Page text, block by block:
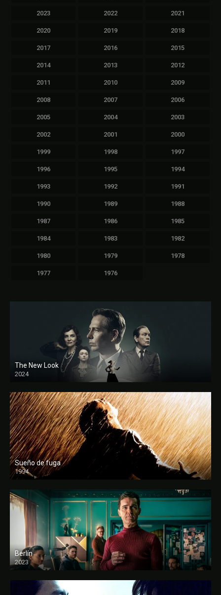
2023 2022 2021
2020 2019 2018
2017 2016 2015
2014 2013 2012
2011 2010 2009
2008 2007 2006
2005 2004 2003
2002 2001 2000
1999 1998 1997
1996 1995 1994
1993 1992 1991
1990 1989 1988
1987 1986 1985
1984 1983 1982
1980 1979 1978
1977 1976
The New Look
2024
Sueño de fuga
1994
FULL HD
Berlín
2023